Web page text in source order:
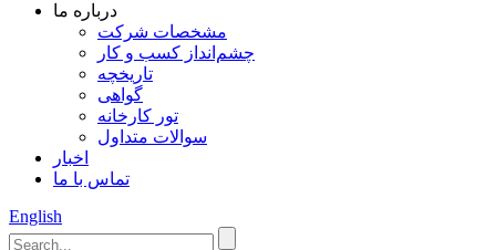
درباره ما
مشخصات شرکت
چشم‌انداز کسب و کار
تاریخچه
گواهی
تور کارخانه
سوالات متداول
اخبار
تماس با ما
English